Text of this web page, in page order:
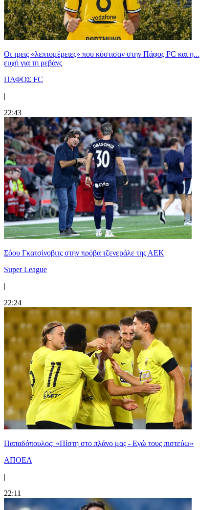
Οι τρεις «λεπτομέρειες» που κόστισαν στην Πάφος FC και η...
ευχή για τη ρεβάνς
ΠΑΦΟΣ FC
|
22:43
Σόου Γκατσίνοβιτς στην πρόβα τζενεράλε της ΑΕΚ
Super League
|
22:24
Παπαδόπουλος: «Πίστη στο πλάνο μας - Εγώ τους πιστεύω»
ΑΠΟΕΛ
|
22:11